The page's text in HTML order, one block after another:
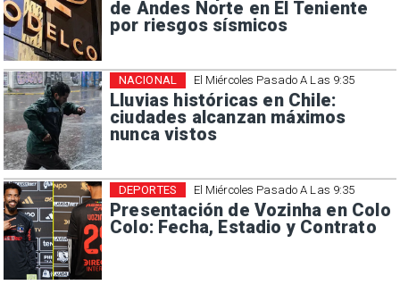
de Andes Norte en El Teniente
por riesgos sísmicos
El Miércoles Pasado A Las 9:35
Lluvias históricas en Chile:
ciudades alcanzan máximos
nunca vistos
NACIONAL
El Miércoles Pasado A Las 9:35
Presentación de Vozinha en Colo
Colo: Fecha, Estadio y Contrato
DEPORTES